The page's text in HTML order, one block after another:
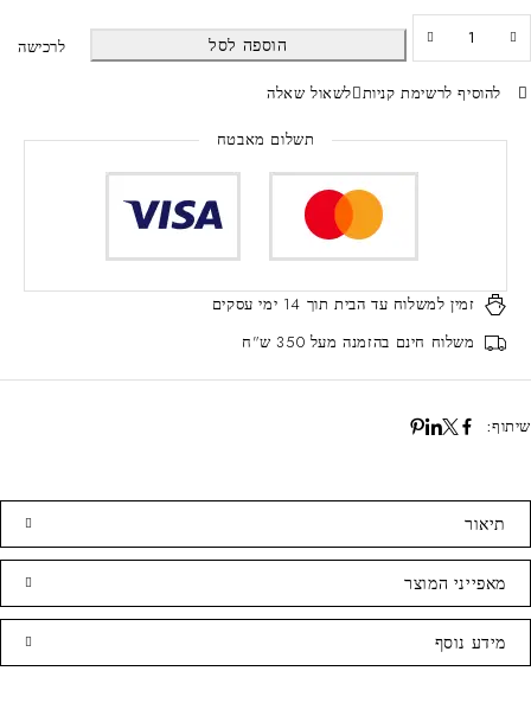
הוספה לסל לרכישה
להוסיף לרשימת קניות לשאול שאלה
תשלום מאבטח
זמין למשלוח עד הביתתוך 14 ימי עסקים
משלוח חינם בהזמנה מעל 350 ש"ח
שיתוף:
תיאור
מאפייני המוצר
מידע נוסף